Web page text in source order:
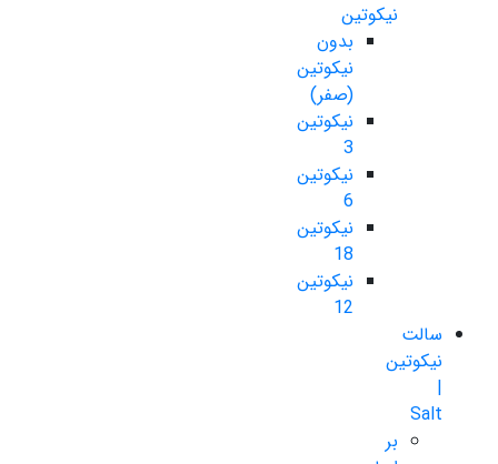
نیکوتین
بدون
نیکوتین
(صفر)
نیکوتین
3
نیکوتین
6
نیکوتین
18
نیکوتین
12
سالت
نیکوتین
|
Salt
بر